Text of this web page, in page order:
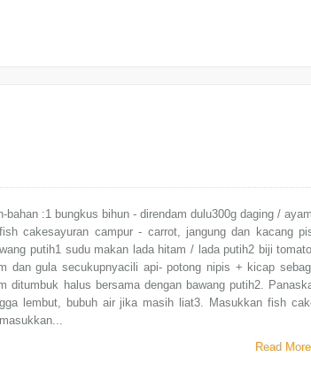
bahan :1 bungkus bihun - direndam dulu300g daging /
cakesayuran campur - carrot, jangung dan kacang
putih1 sudu makan lada hitam / lada putih2 biji
dan gula secukupnyacili api- potong nipis + kicap
ditumbuk halus bersama dengan bawang putih2.
lembut, bubuh air jika masih liat3. Masukkan fish
Read More